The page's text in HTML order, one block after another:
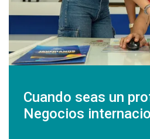
Cuando seas un
Negocios